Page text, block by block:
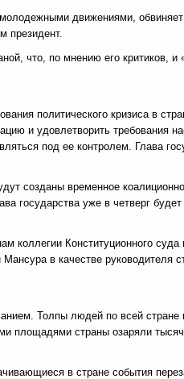
движениями,
президент.
что, по мнению его критиков, и
политического кризиса в
и удовлетворить требования
под ее контролем. Глава
созданы временное
государства уже в четверг
коллегии Конституционного
в качестве руководителя
Толпы людей по всей
площадями страны озаряли
в стране события